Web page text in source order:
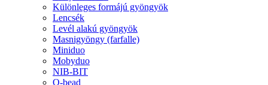
Különleges formájú gyöngyök
Lencsék
Levél alakú gyöngyök
Masnigyöngy (farfalle)
Miniduo
Mobyduo
NIB-BIT
O-bead